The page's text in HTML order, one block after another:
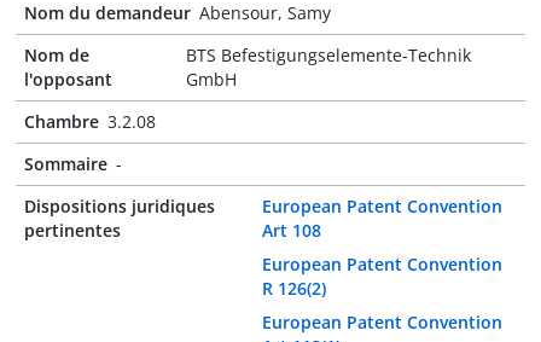
Nom du demandeur Abensour, Samy
Nom de
l'opposant
BTS Befestigungselemente-Technik
GmbH
Chambre 3.2.08
Sommaire -
Dispositions juridiques
pertinentes
European Patent Convention
Art 108
European Patent Convention
R 126(2)
European Patent Convention